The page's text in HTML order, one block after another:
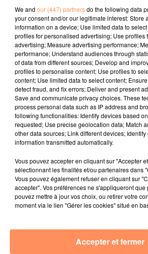
Après une nuit passée aux
pompiers, Rio a donc été pris en
"Nous lui avons administré un
yeux, puis on l’a soigneusement
reste bien droit",détaille le
pompiers. Après quelques minutes
en douceur sur le stade Eric Di
brouté et gratté un peu, comme
passé",ajoute le vétérinaire. Tout est
fil actus
Radio Star Live avec Dadju
27 juin 2022
Marseille : une application
relation extras et...
Le cocholed pour jouer à la
jusqu'au bout de la nuit !
We and our (447) partnersdo the following data
your consent and/or our legitimate interest: Store
information on a device; Use limited data to
profiles for personalised advertising; Use profiles
advertising; Measure advertising performance;
performance; Understand audiences through
of data from different sources; Develop and
profiles to personalise content; Use profiles to
content; Use limited data to select content;
detect fraud, and fix errors; Deliver and present
Save and communicate privacy choices. These
process personal data such as IP address and
following functionalities: Identify devices based
requested; Use precise geolocation data; Match
other data sources; Link different devices;
information transmitted automatically.
Vous pouvez accepter en cliquant sur "Accepter
sélectionnant les finalités et/ou partenaires dans
Vous pouvez également refuser en cliquant sur
accepter". Vos préférences ne s'appliqueront que
pouvez mettre à jour vos choix, ou retirer votre
moment via le lien "Gérer les cookies" situé en
Accepter et fermer